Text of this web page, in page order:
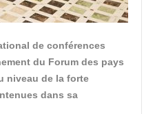
de conférences
du Forum des pays
niveau de la forte
dans sa